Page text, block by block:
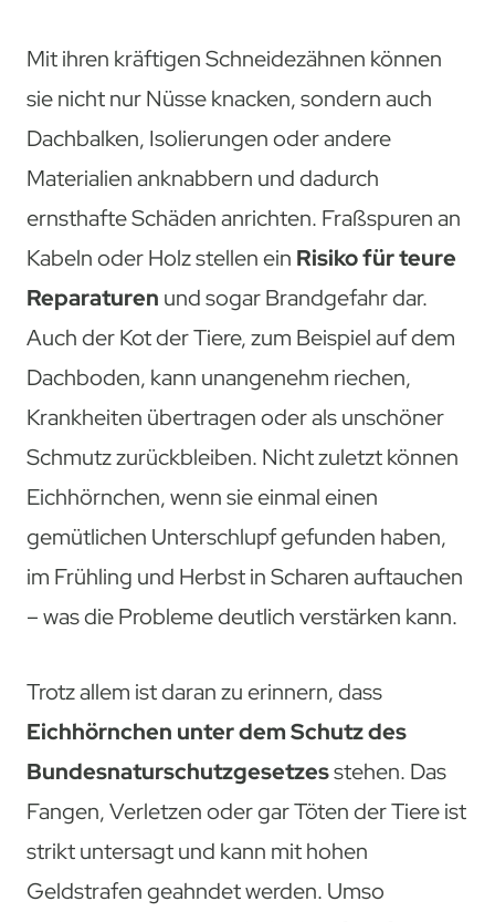
Mit ihren kräftigen Schneidezähnen können
sie nicht nur Nüsse knacken, sondern auch
Dachbalken, Isolierungen oder andere
Materialien anknabbern und dadurch
ernsthafte Schäden anrichten. Fraßspuren an
Kabeln oder Holz stellen ein Risiko für teure
Reparaturen und sogar Brandgefahr dar.
Auch der Kot der Tiere, zum Beispiel auf dem
Dachboden, kann unangenehm riechen,
Krankheiten übertragen oder als unschöner
Schmutz zurückbleiben. Nicht zuletzt können
Eichhörnchen, wenn sie einmal einen
gemütlichen Unterschlupf gefunden haben,
im Frühling und Herbst in Scharen auftauchen
– was die Probleme deutlich verstärken kann.
Trotz allem ist daran zu erinnern, dass
Eichhörnchen unter dem Schutz des
Bundesnaturschutzgesetzesstehen. Das
Fangen, Verletzen oder gar Töten der Tiere ist
strikt untersagt und kann mit hohen
Geldstrafen geahndet werden. Umso